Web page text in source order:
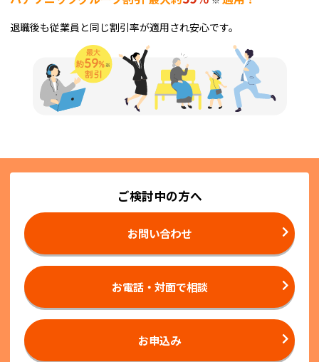
退職後も従業員と同じ割引率が適用され安心です。
ご検討中の方へ
お問い合わせ
お電話・対面で相談
お申込み